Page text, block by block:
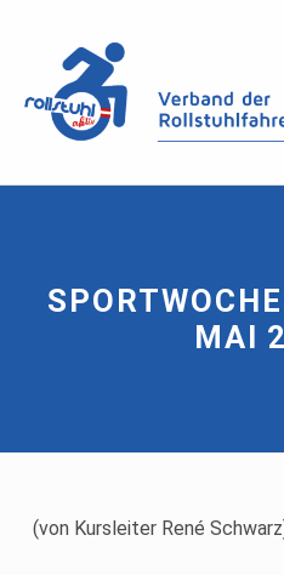
MAI
(von Kursleiter René